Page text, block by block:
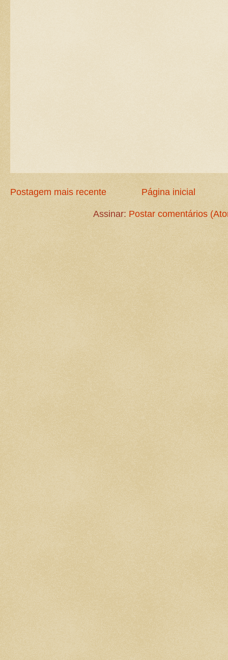
Postagem mais recente Página inicial
Assinar: Postar comentários